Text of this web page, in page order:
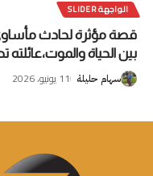
الواجهة SLIDER
قصة مؤثرة لحادث
بين الحياة
سهام حليلة 11 يونيو، 2026